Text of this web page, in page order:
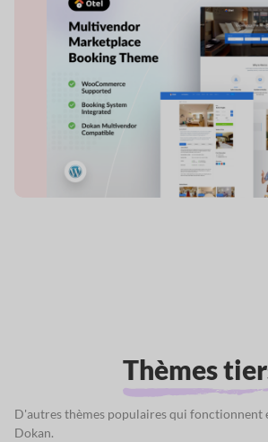
Thèmes
D'autres thèmes populaires qui fonctionnent
Dokan.